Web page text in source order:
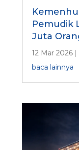
Pemudik
Juta
12 Mar 2026|
baca lainnya